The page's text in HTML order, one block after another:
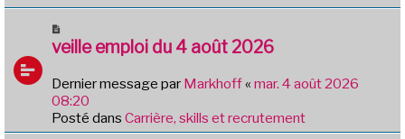
s
g
e
o
v
e
a
u
veille emploi du 4 août 2026
Dernier message par Markhoff« mar. 4 août 2026
08:20
Posté dans Carrière, skills et recrutement